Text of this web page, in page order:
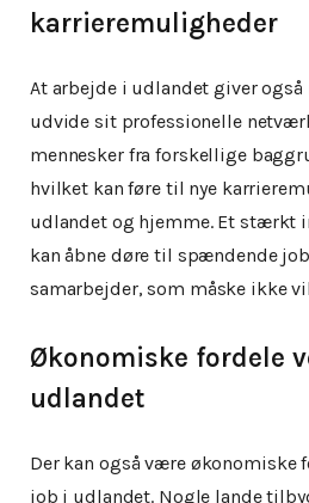
karrieremuligheder
At arbejde i udlandet giver
udvide sit professionelle
mennesker fra forskellige
hvilket kan føre til nye
udlandet og hjemme. Et stærkt
kan åbne døre til spændende
samarbejder, som måske ikke
Økonomiske fordele
udlandet
Der kan også være økonomiske
job i udlandet. Nogle lande